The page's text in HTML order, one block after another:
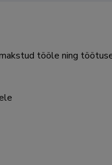
tööle ning